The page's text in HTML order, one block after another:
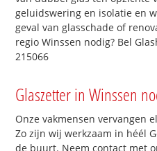
geluidswering en isolatie en
geval van glasschade of
regio Winssen nodig? Bel
215066
Glaszetter in Winssen
Onze vakmensen vervangen
Zo zijn wij werkzaam in héél
de buurt. Neem contact met